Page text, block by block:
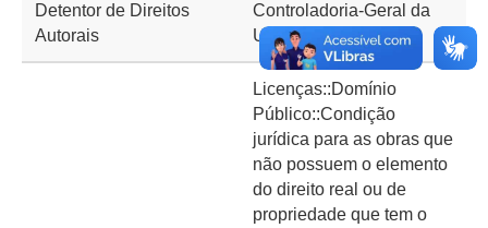
Detentor de Direitos
Autorais
Controladoria-Geral da
União (CGU)
Licenças::Domínio
Público::Condição
jurídica para as obras que
não possuem o elemento
do direito real ou de
propriedade que tem o